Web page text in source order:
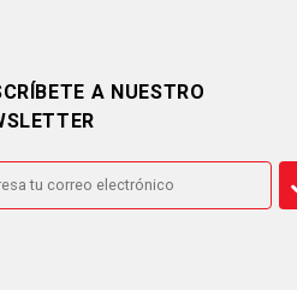
A NUESTRO